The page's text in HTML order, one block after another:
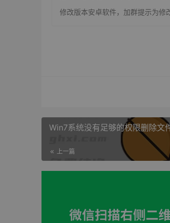
修改版本安卓软件，加群提示为修
Win7系统没有足够的权限删除文
上一篇